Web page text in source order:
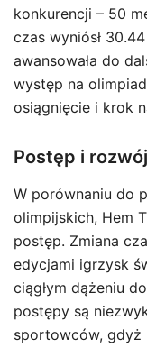
konkurencji – 50
czas wyniósł
awansowała do
występ na
osiągnięcie i krok
Postęp i
W porównaniu do
olimpijskich, Hem
postęp. Zmiana
edycjami igrzysk
ciągłym dążeniu
postępy są
sportowców, gdyż